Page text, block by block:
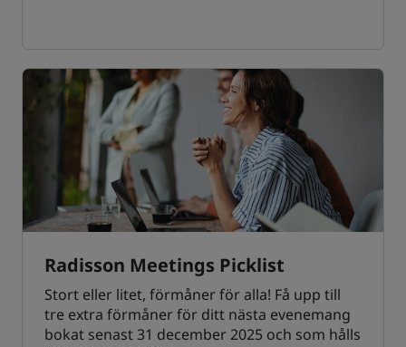
Radisson Meetings Picklist
Stort eller litet, förmåner för alla! Få upp till
tre extra förmåner för ditt nästa evenemang
bokat senast 31 december 2025 och som hålls